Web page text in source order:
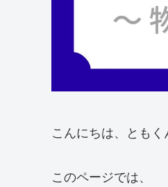
こんにちは、ともく
このページでは、